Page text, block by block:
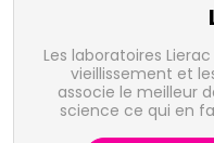
Les laboratoires
vieillissement et
associe le meilleur
science ce qui en